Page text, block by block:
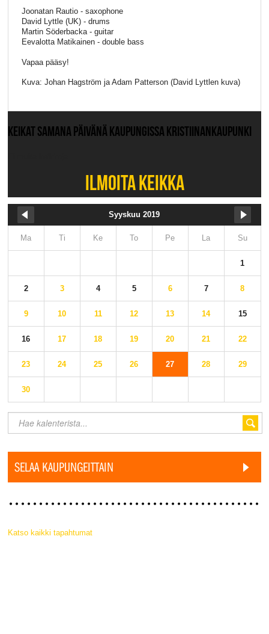
Joonatan Rautio - saxophone
David Lyttle (UK) - drums
Martin Söderbacka - guitar
Eevalotta Matikainen - double bass
Vapaa pääsy!
Kuva: Johan Hagström ja Adam Patterson (David Lyttlen kuva)
KEIKAT SAMANA PÄIVÄNÄ KAUPUNGISSA KRISTIINANKAUPUNKI
ILMOITA KEIKKA
Syyskuu 2019
Ma Ti Ke To Pe La Su
1
2 3 4 5 6 7 8
9 10 11 12 13 14 15
16 17 18 19 20 21 22
23 24 25 26 27 28 29
30
SELAA KAUPUNGEITTAIN
Katso kaikki tapahtumat